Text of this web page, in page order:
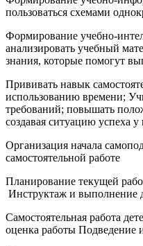
пользоваться схемами
Формирование учебно-
анализировать учебный
знания, которые помогут
Прививать навык
использованию времени;
требований; повышать
создавая ситуацию успеха у
Организация начала
самостоятельной работе
Планирование текущей
Инструктаж и выполнение
Самостоятельная работа
оценка работы Подведение